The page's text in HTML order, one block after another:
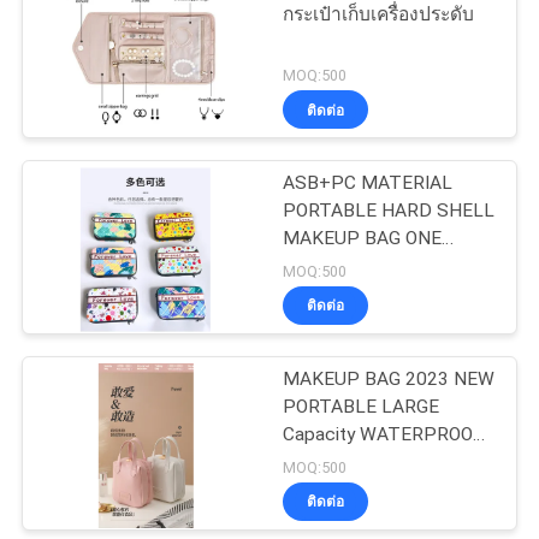
กระเป๋าซิปธนาคาร
134
ถุงล้างเครื่องสำอาง
23
กระเป๋าเก็บเครื่องประดับ
MOQ:500
ติดต่อ
ASB+PC MATERIAL
PORTABLE HARD SHELL
MAKEUP BAG ONE
SHOULDER PORTABLE
STORAGE BAG WITH
HAND GIFT BOX เทศกาล
MOQ:500
ติดต่อ
MAKEUP BAG 2023 NEW
PORTABLE LARGE
Capacity WATERPROOF
TRAVEL PORTABLE
TOILETRIES AND
SKINCARE STOCK BAG
MOQ:500
ติดต่อ